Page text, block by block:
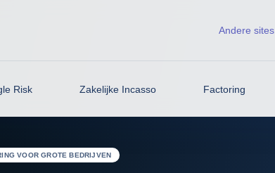
Risk Zakelijke Incasso Factoring
Andere sites
VOOR GROTE BEDRIJVEN